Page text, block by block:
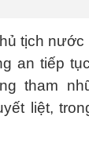
tịch
an tiếp
tham
liệt,